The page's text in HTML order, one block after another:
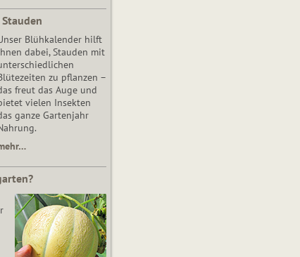
Blühkalender hilft
dabei, Stauden mit
zu pflanzen –
freut das Auge und
vielen Insekten
ganze Gartenjahr